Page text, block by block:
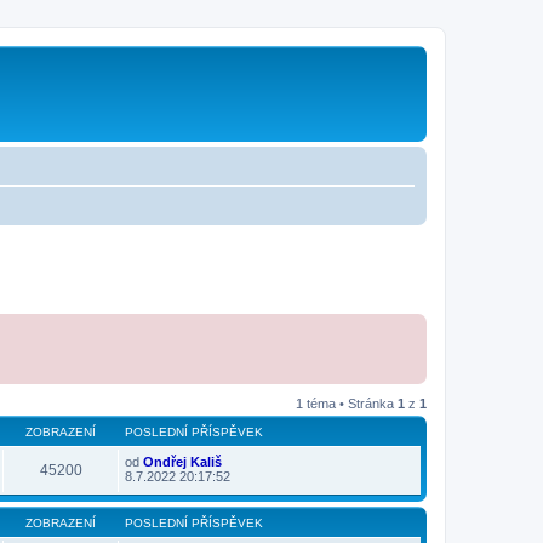
1 téma • Stránka 1 z 1
ZOBRAZENÍ POSLEDNÍ PŘÍSPĚVEK
45200 od Ondřej Kališ
8.7.2022 20:17:52
ZOBRAZENÍ POSLEDNÍ PŘÍSPĚVEK